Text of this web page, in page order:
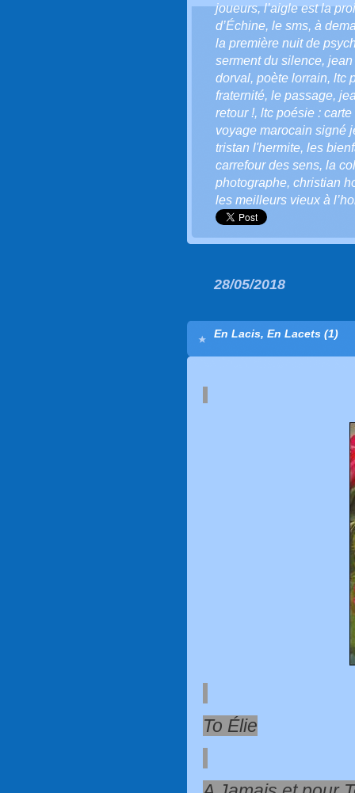
joueurs,l’aigle est la
d’Échine, le sms, à
la première nuit de
serment du silence, jean
dorval, poète lorrain, ltc
fraternité, le passage,
retour !, ltc poésie :
voyage marocain signé
tristan l'hermite, les
carrefour des sens, la
photographe, christian
les meilleurs vieux à
28/05/2018
En Lacis, En Lacets (1)
To Élie